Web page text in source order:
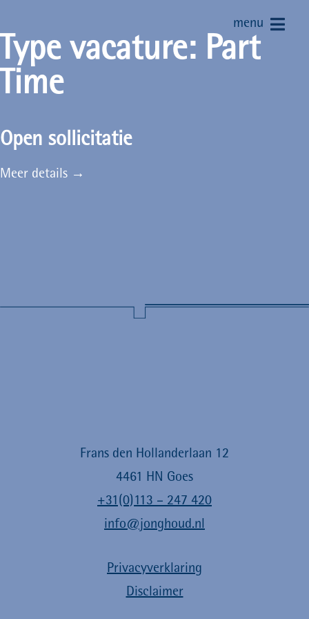
menu
Type vacature: Part
Time
Open sollicitatie
Meer details
Frans den Hollanderlaan 12
4461 HN Goes
+31(0)113 – 247 420
info@jonghoud.nl
Privacyverklaring
Disclaimer